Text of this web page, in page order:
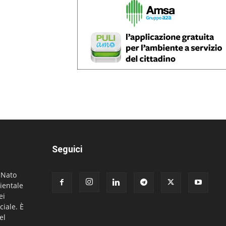
È
Seguici